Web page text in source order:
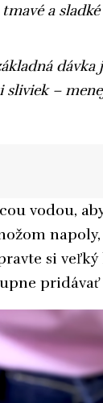
tmavé a
dávka
–
vodou,
si
pridávať